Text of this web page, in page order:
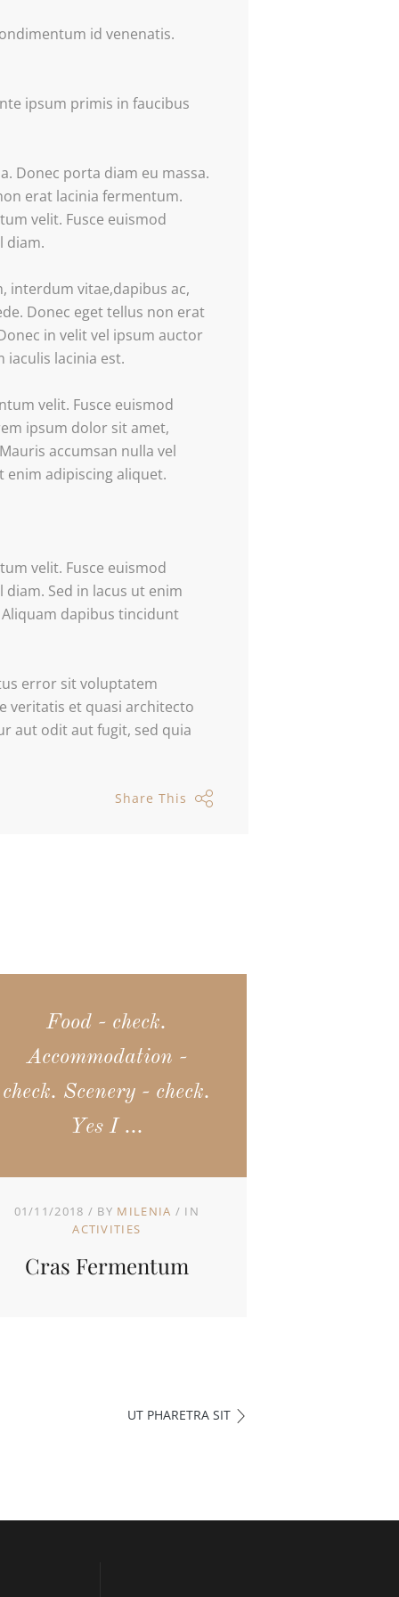
id venenatis.
ipsum primis in faucibus
Donec porta diam eu massa.
erat lacinia fermentum.
velit. Fusce euismod
diam.
interdum vitae,dapibus ac,
Donec eget tellus non erat
in velit vel ipsum auctor
iaculis lacinia est.
velit. Fusce euismod
ipsum dolor sit amet,
accumsan nulla vel
enim adipiscing aliquet.
velit. Fusce euismod
Sed in lacus ut enim
dapibus tincidunt
error sit voluptatem
veritatis et quasi architecto
aut odit aut fugit, sed quia
Share This
Food - check.
Accommodation -
check. Scenery - check.
Yes I ...
01/11/2018 BY MILENIA
IN
ACTIVITIES
Cras Fermentum
UT PHARETRA SIT